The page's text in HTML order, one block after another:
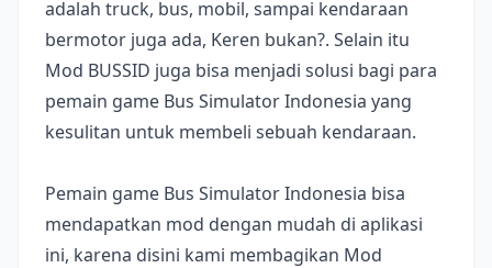
adalah truck, bus, mobil, sampai kendaraan
bermotor juga ada, Keren bukan?. Selain itu
Mod BUSSID juga bisa menjadi solusi bagi para
pemain game Bus Simulator Indonesia yang
kesulitan untuk membeli sebuah kendaraan.
Pemain game Bus Simulator Indonesia bisa
mendapatkan mod dengan mudah di aplikasi
ini, karena disini kami membagikan Mod